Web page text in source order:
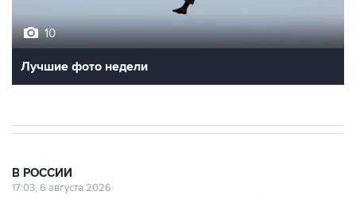
10
Лучшие фото недели
В РОССИИ
17:03, 6 августа 2026